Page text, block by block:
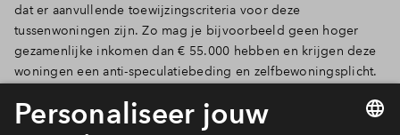
dat er aanvullende toewijzingscriteria voor deze
tussenwoningen zijn. Zo mag je bijvoorbeeld geen hoger
gezamenlijke inkomen dan € 55.000 hebben en krijgen deze
woningen een anti-speculatiebeding en zelfbewoningsplicht.